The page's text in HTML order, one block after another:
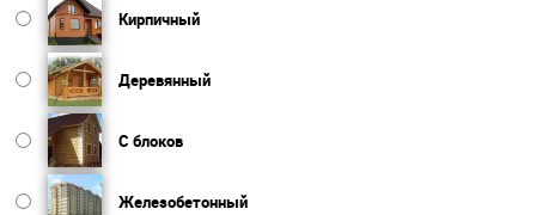
Кирпичный
Деревянный
С блоков
Железобетонный